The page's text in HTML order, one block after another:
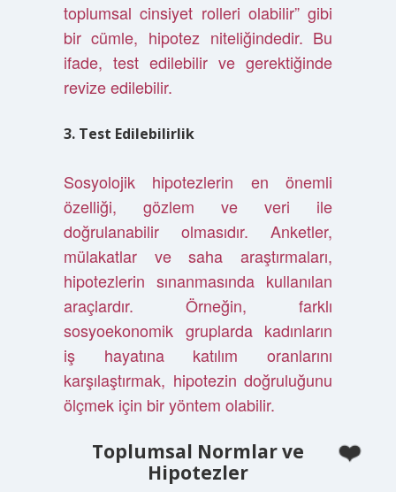
toplumsal cinsiyet rolleri olabilir” gibi
bir cümle, hipotez niteliğindedir. Bu
ifade, test edilebilir ve gerektiğinde
revize edilebilir.
3. Test Edilebilirlik
Sosyolojik hipotezlerin en önemli
özelliği, gözlem ve veri ile
doğrulanabilir olmasıdır. Anketler,
mülakatlar ve saha araştırmaları,
hipotezlerin sınanmasında kullanılan
araçlardır. Örneğin, farklı
sosyoekonomik gruplarda kadınların
iş hayatına katılım oranlarını
karşılaştırmak, hipotezin doğruluğunu
ölçmek için bir yöntem olabilir.
Toplumsal Normlar ve
Hipotezler